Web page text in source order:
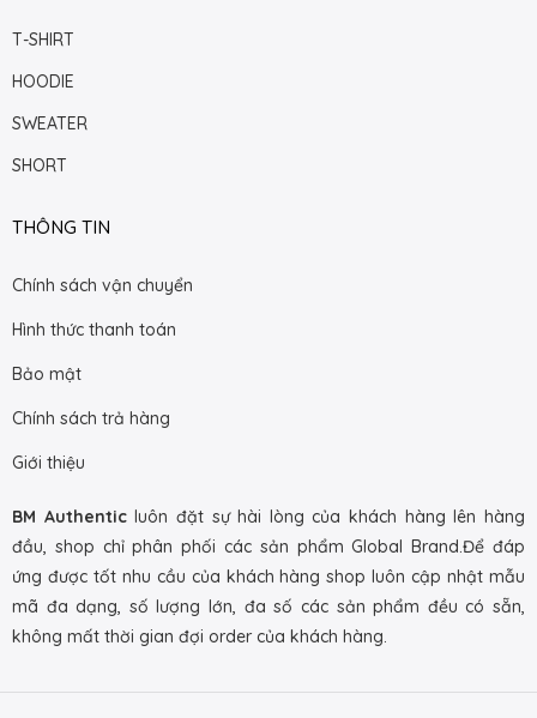
T-SHIRT
HOODIE
SWEATER
SHORT
THÔNG TIN
Chính sách vận chuyển
Hình thức thanh toán
Bảo mật
Chính sách trả hàng
Giới thiệu
BM Authenticluôn đặt sự hài lòng của khách hàng lên hàng
đầu, shop chỉ phân phối các sản phẩm Global Brand.Để đáp
ứng được tốt nhu cầu của khách hàng shop luôn cập nhật mẫu
mã đa dạng, số lượng lớn, đa số các sản phẩm đều có sẵn,
không mất thời gian đợi order của khách hàng.